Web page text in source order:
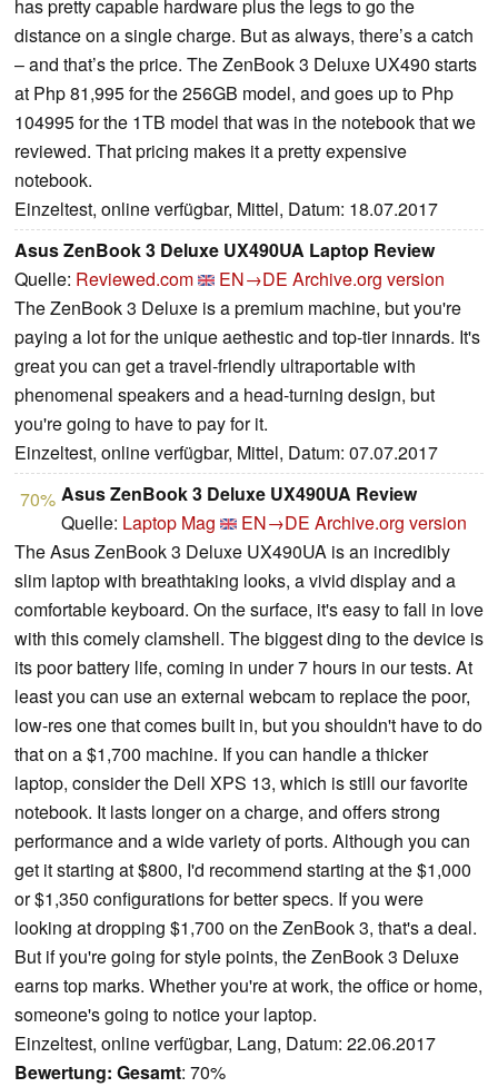
has pretty capable hardware plus the legs to go the
distance on a single charge. But as always, there’s a catch
– and that’s the price. The ZenBook 3 Deluxe UX490 starts
at Php 81,995 for the 256GB model, and goes up to Php
104995 for the 1TB model that was in the notebook that we
reviewed. That pricing makes it a pretty expensive
notebook.
Einzeltest, online verfügbar, Mittel, Datum: 18.07.2017
Asus ZenBook 3 Deluxe UX490UA Laptop Review
Quelle: Reviewed.com EN→DE Archive.org version
The ZenBook 3 Deluxe is a premium machine, but you're
paying a lot for the unique aethestic and top-tier innards. It's
great you can get a travel-friendly ultraportable with
phenomenal speakers and a head-turning design, but
you're going to have to pay for it.
Einzeltest, online verfügbar, Mittel, Datum: 07.07.2017
70% Asus ZenBook 3 Deluxe UX490UA Review
Quelle: Laptop Mag EN→DE Archive.org version
The Asus ZenBook 3 Deluxe UX490UA is an incredibly
slim laptop with breathtaking looks, a vivid display and a
comfortable keyboard. On the surface, it's easy to fall in love
with this comely clamshell. The biggest ding to the device is
its poor battery life, coming in under 7 hours in our tests. At
least you can use an external webcam to replace the poor,
low-res one that comes built in, but you shouldn't have to do
that on a $1,700 machine. If you can handle a thicker
laptop, consider the Dell XPS 13, which is still our favorite
notebook. It lasts longer on a charge, and offers strong
performance and a wide variety of ports. Although you can
get it starting at $800, I'd recommend starting at the $1,000
or $1,350 configurations for better specs. If you were
looking at dropping $1,700 on the ZenBook 3, that's a deal.
But if you're going for style points, the ZenBook 3 Deluxe
earns top marks. Whether you're at work, the office or home,
someone's going to notice your laptop.
Einzeltest, online verfügbar, Lang, Datum: 22.06.2017
Bewertung: Gesamt: 70%